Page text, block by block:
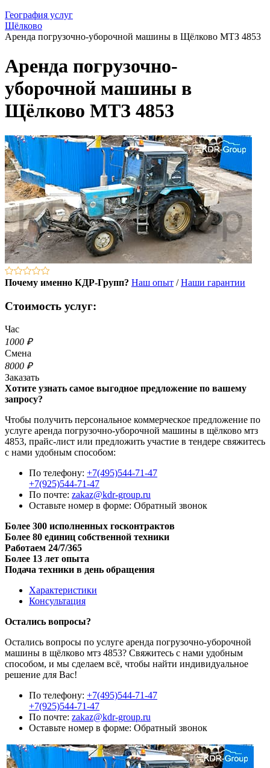
География услуг
Щёлково
Аренда погрузочно-уборочной машины в Щёлково МТЗ 4853
Аренда погрузочно-
уборочной машины в
Щёлково МТЗ 4853
Почему именно КДР-Групп? Наш опыт /Наши гарантии
Стоимость услуг:
Час
1000 ₽
Смена
8000 ₽
Заказать
Хотите узнать самое выгодное предложение по вашему
запросу?
Чтобы получить персональное коммерческое предложение по
услуге аренда погрузочно-уборочной машины в щёлково мтз
4853, прайс-лист или предложить участие в тендере свяжитесь
с нами удобным способом:
По телефону: +7(495)544-71-47
+7(925)544-71-47
По почте: zakaz@kdr-group.ru
Оставьте номер в форме: Обратный звонок
Более 300 исполненных госконтрактов
Более 80 единиц собственной техники
Работаем 24/7/365
Более 13 лет опыта
Подача техники в день обращения
Характеристики
Консультация
Остались вопросы?
Остались вопросы по услуге аренда погрузочно-уборочной
машины в щёлково мтз 4853? Свяжитесь с нами удобным
способом, и мы сделаем всё, чтобы найти индивидуальное
решение для Вас!
По телефону: +7(495)544-71-47
+7(925)544-71-47
По почте: zakaz@kdr-group.ru
Оставьте номер в форме: Обратный звонок